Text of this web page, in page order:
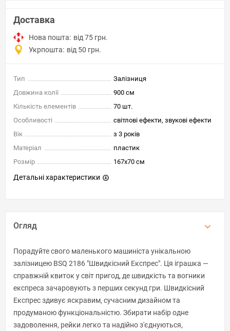
Доставка
Нова пошта: від 75 грн.
Укрпошта: від 50 грн.
Тип
Залізниця
Довжина колії
900 см
Кількість елементів
70 шт.
Особливості
світлові ефекти, звукові ефекти
Вік
з 3 років
Матеріал
пластик
Розмір
167x70 см
Детальні характеристики
Огляд
Порадуйте свого маленького машиніста унікальною
залізницею BSQ 2186 "Швидкісний Експрес". Ця іграшка —
справжній квиток у світ пригод, де швидкість та вогники
експреса зачаровують з перших секунд гри. Швидкісний
Експрес здивує яскравим, сучасним дизайном та
продуманою функціональністю. Збирати набір одне
задоволення, рейки легко та надійно з'єднуються,